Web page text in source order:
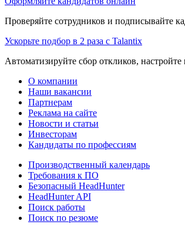
Проверяйте сотрудников и подписывайте
Ускорьте подбор в 2 раза с Talantix
Автоматизируйте сбор откликов,
О компании
Наши вакансии
Партнерам
Реклама на сайте
Новости и статьи
Инвесторам
Кандидаты по профессиям
Производственный календарь
Требования к ПО
Безопасный HeadHunter
HeadHunter API
Поиск работы
Поиск по резюме